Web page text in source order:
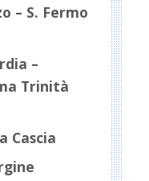
– S. Fermo
–
Trinità
Cascia